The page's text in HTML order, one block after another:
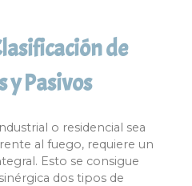
de
y Pasivos
o residencial sea
al fuego, requiere un
Esto se consigue
dos tipos de